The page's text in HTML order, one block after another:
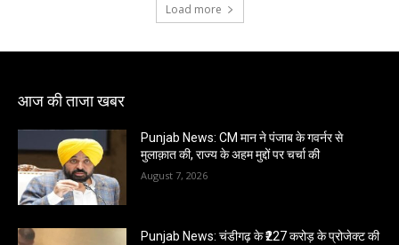
Load more
आज की ताजा खबर
Punjab News: CM मान ने पंजाब के गवर्नर से
मुलाक़ात की, राज्य के अहम मुद्दों पर चर्चा की
August 7, 2026
Punjab News: चंडीगढ़ के ₹227 करोड़ के प्रोजेक्ट की